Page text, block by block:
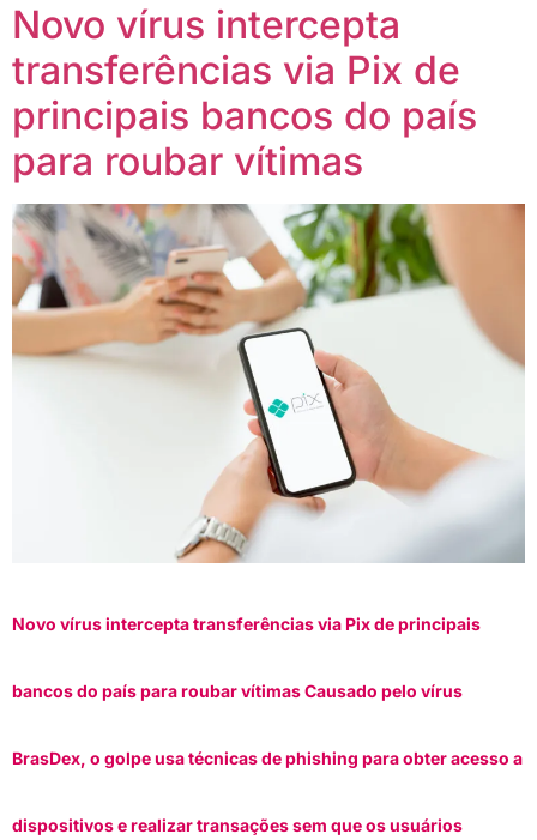
Novo vírus intercepta
transferências via Pix de
principais bancos do país
para roubar vítimas
Novo vírus intercepta transferências via Pix de principais
bancos do país para roubar vítimas Causado pelo vírus
BrasDex, o golpe usa técnicas de phishing para obter acesso a
dispositivos e realizar transações sem que os usuários